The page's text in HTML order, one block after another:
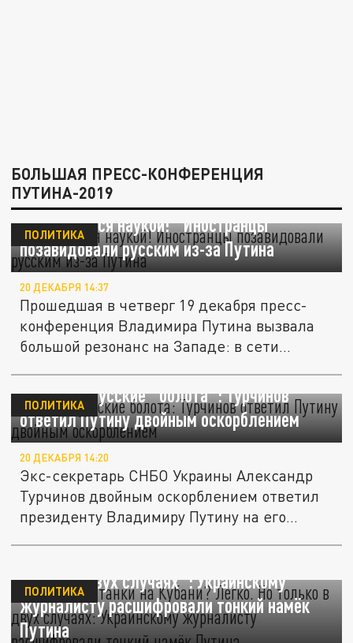
БОЛЬШАЯ ПРЕСС-КОНФЕРЕНЦИЯ
ПУТИНА-2019
"Он проникся наукой!" Иностранцы
позавидовали русским из-за Путина
ПОЛИТИКА
20 ДЕКАБРЯ 14:37
Прошедшая в четверг 19 декабря пресс-
конференция Владимира Путина вызвала
большой резонанс на Западе: в сети...
"Исконно русские" болота": Турчинов
ответил Путину двойным оскорблением
ПОЛИТИКА
20 ДЕКАБРЯ 14:20
Экс-секретарь СНБО Украины Александр
Турчинов двойным оскорблением ответил
президенту Владимиру Путину на его...
только в двух случаях": Украинскому
журналисту расшифровали тонкий намёк
Путина
ПОЛИТИКА